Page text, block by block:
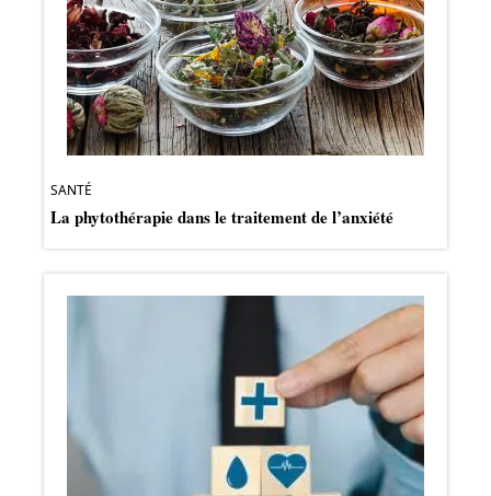
SANTÉ
La phytothérapie dans le traitement de l’anxiété